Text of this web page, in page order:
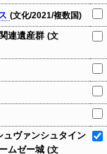
(文化/2021/複数国)
連遺産群 (文
ュヴァンシュタイン
ムゼー城 (文